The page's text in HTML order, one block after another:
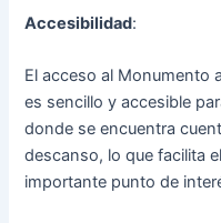
Accesibilidad:
El acceso al Monumento
es sencillo y accesible
donde se encuentra
descanso, lo que facilita
importante punto de